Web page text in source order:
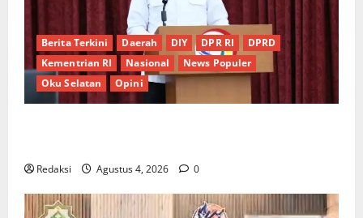
Berita Terkini Daerah DIY DPR RI
DPRD
Kementrian RI
Nasional
News Populer
Oku Selatan
Opini
Redaksi Agustus 4, 2026 0